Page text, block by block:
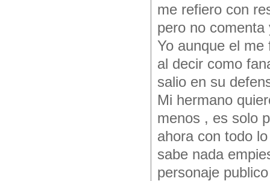
me refiero con
pero no
Yo aunque el
al decir como
salio en su
Mi hermano
menos , es solo
ahora con todo
sabe nada
personaje